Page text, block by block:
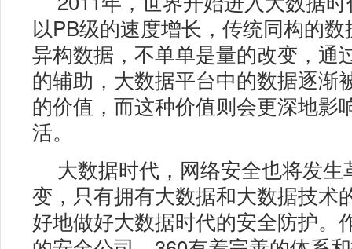
以PB级的速度增长，传统同构的
异构数据，不单单是量的改变，通
的辅助，大数据平台中的数据逐渐
的价值，而这种价值则会更深地影
活。
大数据时代，网络安全也将发生
变，只有拥有大数据和大数据技术
好地做好大数据时代的安全防护。